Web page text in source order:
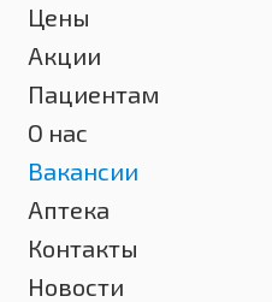
Цены
Акции
Пациентам
О нас
Вакансии
Аптека
Контакты
Новости